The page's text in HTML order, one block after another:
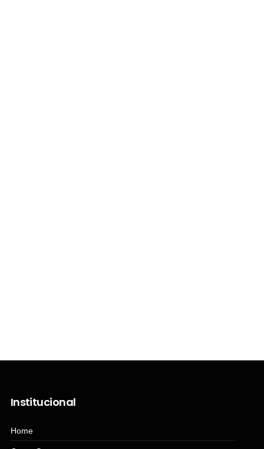
Institucional
Home